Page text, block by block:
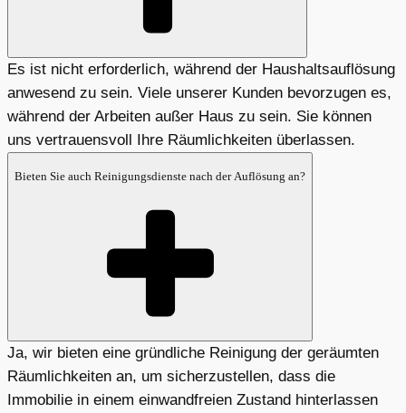
Es ist nicht erforderlich, während der Haushaltsauflösung
anwesend zu sein. Viele unserer Kunden bevorzugen es,
während der Arbeiten außer Haus zu sein. Sie können
uns vertrauensvoll Ihre Räumlichkeiten überlassen.
Bieten Sie auch Reinigungsdienste nach der Auflösung an?
Ja, wir bieten eine gründliche Reinigung der geräumten
Räumlichkeiten an, um sicherzustellen, dass die
Immobilie in einem einwandfreien Zustand hinterlassen